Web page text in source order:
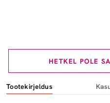
HETKEL POLE
Tootekirjeldus